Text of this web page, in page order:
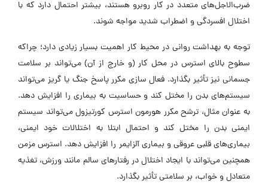
ضرب‌الاجل‌های متعدد در کار روبرو هستند، بیشتر احتمال دارد که با
اختلال افسردگی و اضطراب شدید مواجه شوند.
توجه به بهداشت روانی در محیط کار اهمیت بسیار زیادی دارد؛ چراکه
سطوح بالای استرس در محل کار (و خارج از آن) می‌تواند بر سلامت
جسمانی نیز تأثیر بگذارد. فعال سازی مکرر پاسخ جنگ یا گریز می‌تواند
سیستم‌های بدن را مختل کند و حساسیت به بیماری را افزایش دهد.
به عنوان مثال، ترشح مکرر هورمون استرس کورتیزول می‌تواند سیستم
ایمنی بدن را مختل کند و احتمال ابتلا به اختلالات خود ایمنی،
بیماری‌های قلبی عروقی و بیماری آلزایمر را افزایش دهد. استرس مزمن
همچنین می‌تواند با ایجاد اختلال در رفتارهای سالم مانند ورزش، تغذیه
متعادل و خواب، بر سلامتی تأثیر بگذارد.